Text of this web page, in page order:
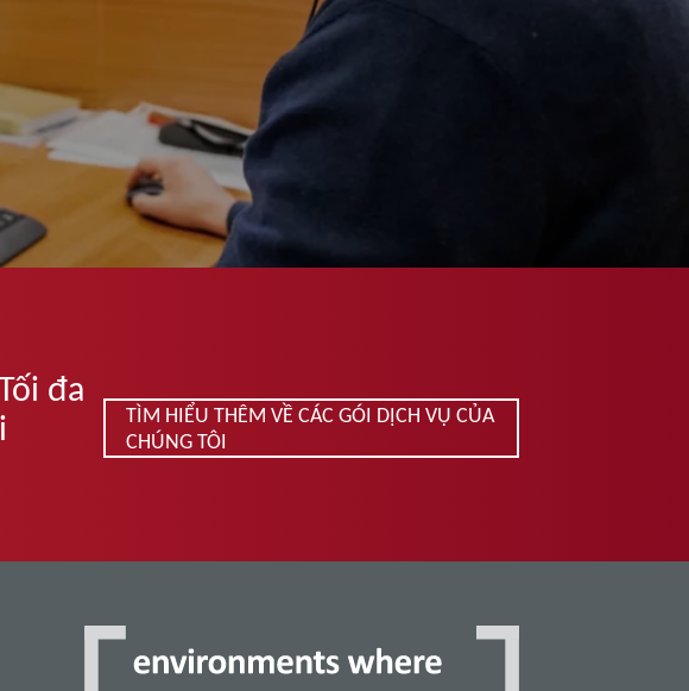
đa
TÌM HIỂU THÊM VỀ CÁC GÓI DỊCH VỤ CỦA
CHÚNG TÔI